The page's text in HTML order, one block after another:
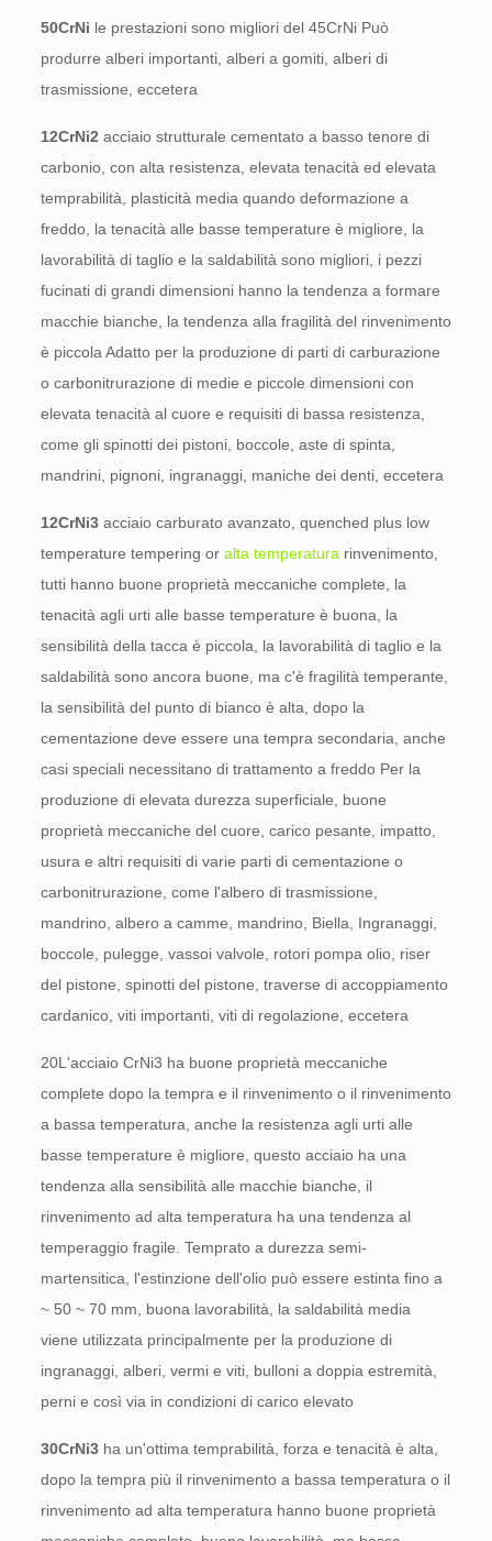
50CrNi le prestazioni sono migliori del 45CrNi Può
produrre alberi importanti, alberi a gomiti, alberi di
trasmissione, eccetera
12CrNi2 acciaio strutturale cementato a basso tenore di
carbonio, con alta resistenza, elevata tenacità ed elevata
temprabilità, plasticità media quando deformazione a
freddo, la tenacità alle basse temperature è migliore, la
lavorabilità di taglio e la saldabilità sono migliori, i pezzi
fucinati di grandi dimensioni hanno la tendenza a formare
macchie bianche, la tendenza alla fragilità del rinvenimento
è piccola Adatto per la produzione di parti di carburazione
o carbonitrurazione di medie e piccole dimensioni con
elevata tenacità al cuore e requisiti di bassa resistenza,
come gli spinotti dei pistoni, boccole, aste di spinta,
mandrini, pignoni, ingranaggi, maniche dei denti, eccetera
12CrNi3acciaio carburato avanzato, quenched plus low
temperature tempering or alta temperatura rinvenimento,
tutti hanno buone proprietà meccaniche complete, la
tenacità agli urti alle basse temperature è buona, la
sensibilità della tacca è piccola, la lavorabilità di taglio e la
saldabilità sono ancora buone, ma c'è fragilità temperante,
la sensibilità del punto di bianco è alta, dopo la
cementazione deve essere una tempra secondaria, anche
casi speciali necessitano di trattamento a freddo Per la
produzione di elevata durezza superficiale, buone
proprietà meccaniche del cuore, carico pesante, impatto,
usura e altri requisiti di varie parti di cementazione o
carbonitrurazione, come l'albero di trasmissione,
mandrino, albero a camme, mandrino, Biella, Ingranaggi,
boccole, pulegge, vassoi valvole, rotori pompa olio, riser
del pistone, spinotti del pistone, traverse di accoppiamento
cardanico, viti importanti, viti di regolazione, eccetera
20L'acciaio CrNi3 ha buone proprietà meccaniche
complete dopo la tempra e il rinvenimento o il rinvenimento
a bassa temperatura, anche la resistenza agli urti alle
basse temperature è migliore, questo acciaio ha una
tendenza alla sensibilità alle macchie bianche, il
rinvenimento ad alta temperatura ha una tendenza al
temperaggio fragile. Temprato a durezza semi-
martensitica, l'estinzione dell'olio può essere estinta fino a
~ 50 ~ 70 mm, buona lavorabilità, la saldabilità media
viene utilizzata principalmente per la produzione di
ingranaggi, alberi, vermi e viti, bulloni a doppia estremità,
perni e così via in condizioni di carico elevato
30CrNi3ha un'ottima temprabilità, forza e tenacità è alta,
dopo la tempra più il rinvenimento a bassa temperatura o il
rinvenimento ad alta temperatura hanno buone proprietà